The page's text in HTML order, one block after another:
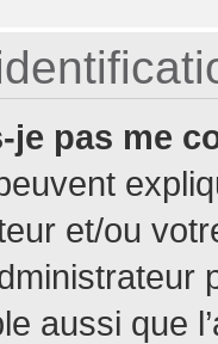
pas me
et/ou
aussi que